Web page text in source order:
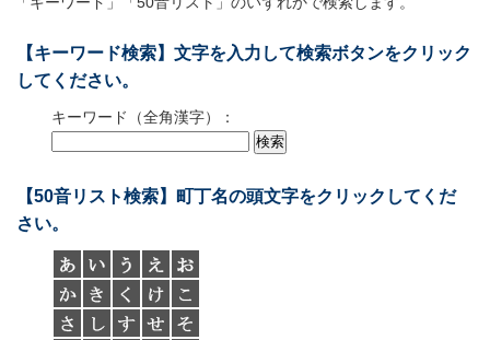
【キーワード検索】文字を入力して検索ボタンをクリック
してください。
キーワード（全角漢字）：
【50音リスト検索】町丁名の頭文字をクリックしてくだ
さい。